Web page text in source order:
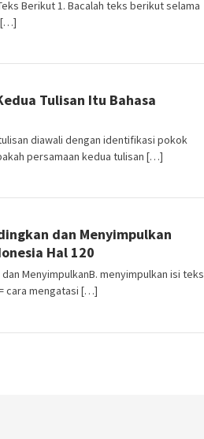
Berikut 1. Bacalah teks berikut selama
[…]
Tulisan Itu Bahasa
diawali dengan identifikasi pokok
persamaan kedua tulisan […]
dan Menyimpulkan
Hal 120
MenyimpulkanB. menyimpulkan isi teks
= cara mengatasi […]